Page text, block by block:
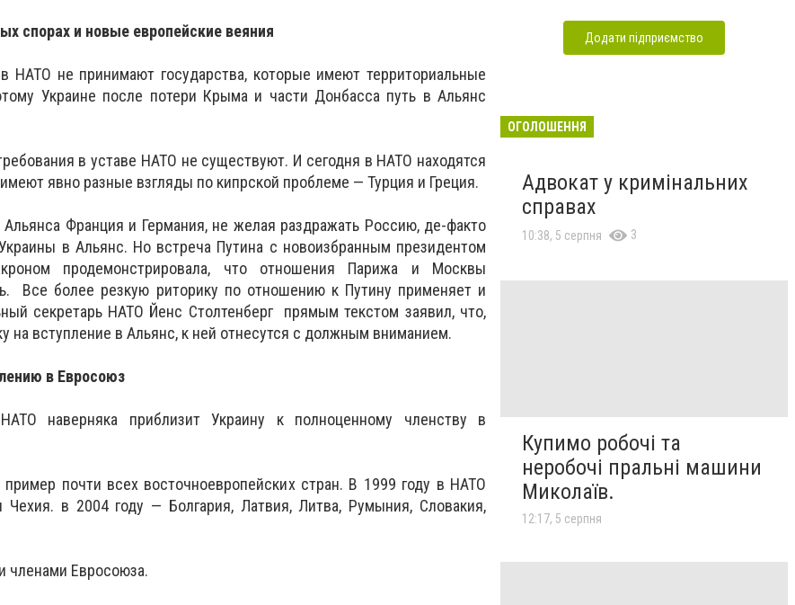
спорах и новые европейские веяния
НАТО не принимают государства, которые имеют территориальные
Украине после потери Крыма и части Донбасса путь в Альянс
в уставе НАТО не существуют. И сегодня в НАТО находятся
явно разные взгляды по кипрской проблеме — Турция и Греция.
Франция и Германия, не желая раздражать Россию, де-факто
в Альянс. Но встреча Путина с новоизбранным президентом
продемонстрировала, что отношения Парижа и Москвы
Все более резкую риторику по отношению к Путину применяет и
секретарь НАТО Йенс Столтенберг прямым текстом заявил, что,
на вступление в Альянс, к ней отнесутся с должным вниманием.
в Евросоюз
наверняка приблизит Украину к полноценному членству в
почти всех восточноевропейских стран. В 1999 году в НАТО
в 2004 году — Болгария, Латвия, Литва, Румыния, Словакия,
членами Евросоюза.
Додати підприємство
ОГОЛОШЕННЯ
Адвокат у кримінальних
справах
10:38, 5 серпня 3
Купимо робочі та
неробочі пральні машини
Миколаїв.
12:17, 5 серпня